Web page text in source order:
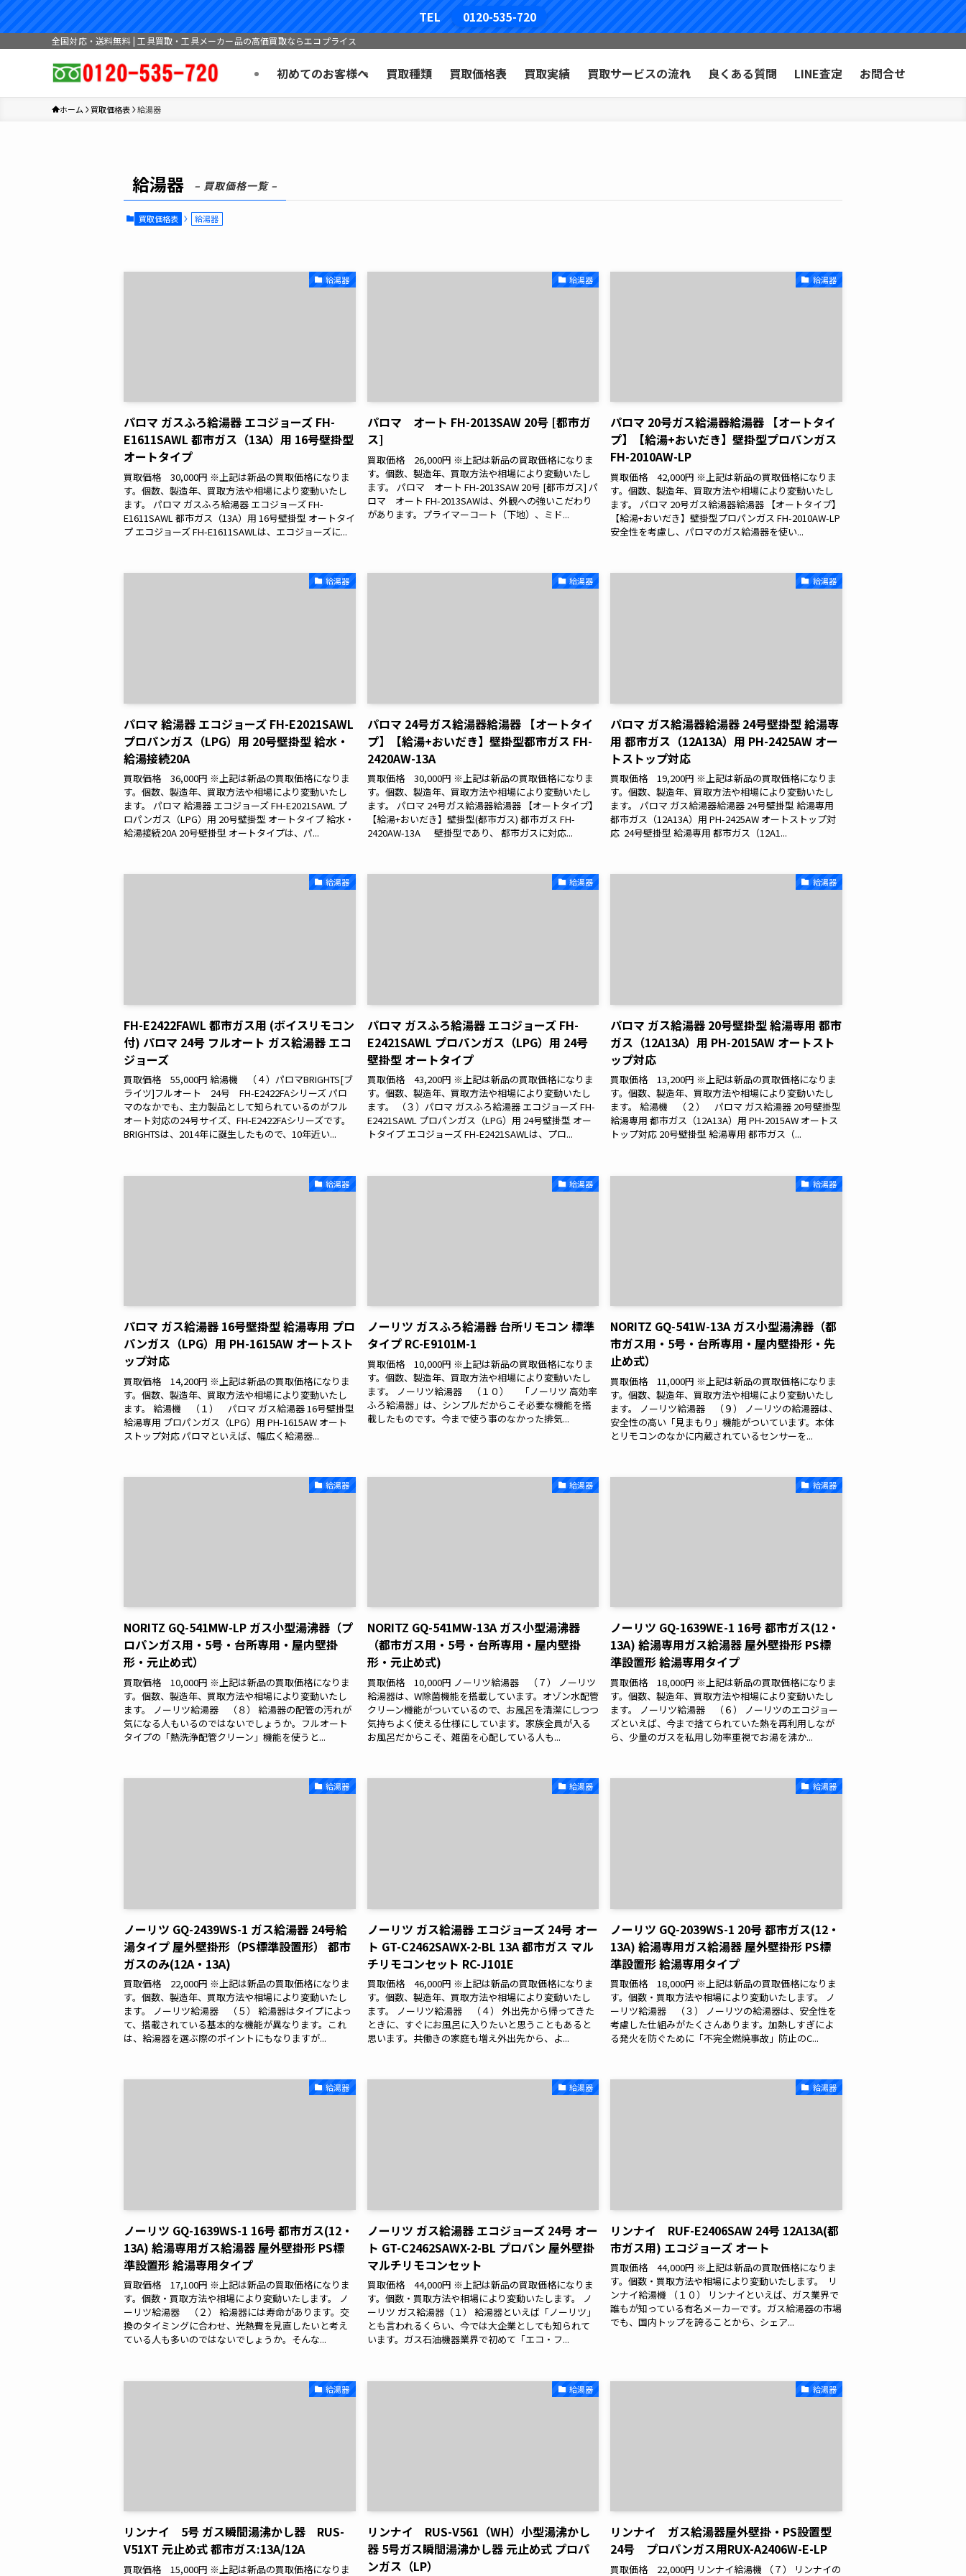
TEL 0120-535-720
全国対応・送料無料 | 工具買取・工具メーカー品の高価買取ならエコプライス
初めてのお客様へ 買取種類 買取価格表 買取実績 買取サービスの流れ 良くある質問 LINE査定 お問合せ
ホーム 買取価格表 給湯器
給湯器 – 買取価格一覧 –
買取価格表 給湯器
給湯器
パロマ ガスふろ給湯器 エコジョーズ FH-
E1611SAWL 都市ガス（13A）用 16号壁掛型
オートタイプ
買取価格 30,000円 ※上記は新品の買取価格になりま
す。個数、製造年、買取方法や相場により変動いたし
ます。 パロマ ガスふろ給湯器 エコジョーズ FH-
E1611SAWL 都市ガス（13A）用 16号壁掛型 オートタイ
プ エコジョーズ FH-E1611SAWLは、エコジョーズに...
給湯器
パロマ オート FH-2013SAW 20号 [都市ガ
ス]
買取価格 26,000円 ※上記は新品の買取価格になりま
す。個数、製造年、買取方法や相場により変動いたし
ます。 パロマ オート FH-2013SAW 20号 [都市ガス] パ
ロマ オート FH-2013SAWは、外観への強いこだわり
があります。プライマーコート（下地）、ミド...
給湯器
パロマ 20号ガス給湯器給湯器 【オートタイ
プ】【給湯+おいだき】壁掛型プロパンガス
FH-2010AW-LP
買取価格 42,000円 ※上記は新品の買取価格になりま
す。個数、製造年、買取方法や相場により変動いたし
ます。 パロマ 20号ガス給湯器給湯器 【オートタイプ】
【給湯+おいだき】壁掛型プロパンガス FH-2010AW-LP
安全性を考慮し、パロマのガス給湯器を使い...
給湯器
パロマ 給湯器 エコジョーズ FH-E2021SAWL
プロパンガス（LPG）用 20号壁掛型 給水・
給湯接続20A
買取価格 36,000円 ※上記は新品の買取価格になりま
す。個数、製造年、買取方法や相場により変動いたし
ます。 パロマ 給湯器 エコジョーズ FH-E2021SAWL プ
ロパンガス（LPG）用 20号壁掛型 オートタイプ 給水・
給湯接続20A 20号壁掛型 オートタイプは、パ...
給湯器
パロマ 24号ガス給湯器給湯器 【オートタイ
プ】【給湯+おいだき】壁掛型都市ガス FH-
2420AW-13A
買取価格 30,000円 ※上記は新品の買取価格になりま
す。個数、製造年、買取方法や相場により変動いたし
ます。 パロマ 24号ガス給湯器給湯器 【オートタイプ】
【給湯+おいだき】壁掛型(都市ガス) 都市ガス FH-
2420AW-13A 壁掛型であり、 都市ガスに対応...
給湯器
パロマ ガス給湯器給湯器 24号壁掛型 給湯専
用 都市ガス（12A13A）用 PH-2425AW オー
トストップ対応
買取価格 19,200円 ※上記は新品の買取価格になりま
す。個数、製造年、買取方法や相場により変動いたし
ます。 パロマ ガス給湯器給湯器 24号壁掛型 給湯専用
都市ガス（12A13A）用 PH-2425AW オートストップ対
応 24号壁掛型 給湯専用 都市ガス（12A1...
給湯器
FH-E2422FAWL 都市ガス用 (ボイスリモコン
付) パロマ 24号 フルオート ガス給湯器 エコ
ジョーズ
買取価格 55,000円 給湯機 （４）パロマBRIGHTS[ブ
ライツ]フルオート 24号 FH-E2422FAシリーズ パロ
マのなかでも、主力製品として知られているのがフル
オート対応の24号サイズ、FH-E2422FAシリーズです。
BRIGHTSは、2014年に誕生したもので、10年近い...
給湯器
パロマ ガスふろ給湯器 エコジョーズ FH-
E2421SAWL プロパンガス（LPG）用 24号
壁掛型 オートタイプ
買取価格 43,200円 ※上記は新品の買取価格になりま
す。個数、製造年、買取方法や相場により変動いたし
ます。 （３）パロマ ガスふろ給湯器 エコジョーズ FH-
E2421SAWL プロパンガス（LPG）用 24号壁掛型 オー
トタイプ エコジョーズ FH-E2421SAWLは、プロ...
給湯器
パロマ ガス給湯器 20号壁掛型 給湯専用 都市
ガス（12A13A）用 PH-2015AW オートスト
ップ対応
買取価格 13,200円 ※上記は新品の買取価格になりま
す。個数、製造年、買取方法や相場により変動いたし
ます。 給湯機 （２） パロマ ガス給湯器 20号壁掛型
給湯専用 都市ガス（12A13A）用 PH-2015AW オートス
トップ対応 20号壁掛型 給湯専用 都市ガス（...
給湯器
パロマ ガス給湯器 16号壁掛型 給湯専用 プロ
パンガス（LPG）用 PH-1615AW オートスト
ップ対応
買取価格 14,200円 ※上記は新品の買取価格になりま
す。個数、製造年、買取方法や相場により変動いたし
ます。 給湯機 （１） パロマ ガス給湯器 16号壁掛型
給湯専用 プロパンガス（LPG）用 PH-1615AW オート
ストップ対応 パロマといえば、幅広く給湯器...
給湯器
ノーリツ ガスふろ給湯器 台所リモコン 標準
タイプ RC-E9101M-1
買取価格 10,000円 ※上記は新品の買取価格になりま
す。個数、製造年、買取方法や相場により変動いたし
ます。 ノーリツ給湯器 （１０） 「ノーリツ 高効率
ふろ給湯器」は、シンプルだからこそ必要な機能を搭
載したものです。今まで使う事のなかった排気...
給湯器
NORITZ GQ-541W-13A ガス小型湯沸器（都
市ガス用・5号・台所専用・屋内壁掛形・先
止め式）
買取価格 11,000円 ※上記は新品の買取価格になりま
す。個数、製造年、買取方法や相場により変動いたし
ます。 ノーリツ給湯器 （９） ノーリツの給湯器は、
安全性の高い「見まもり」機能がついています。本体
とリモコンのなかに内蔵されているセンサーを...
給湯器
NORITZ GQ-541MW-LP ガス小型湯沸器（プ
ロパンガス用・5号・台所専用・屋内壁掛
形・元止め式）
買取価格 10,000円 ※上記は新品の買取価格になりま
す。個数、製造年、買取方法や相場により変動いたし
ます。 ノーリツ給湯器 （８） 給湯器の配管の汚れが
気になる人もいるのではないでしょうか。フルオート
タイプの「熱洗浄配管クリーン」機能を使うと...
給湯器
NORITZ GQ-541MW-13A ガス小型湯沸器
（都市ガス用・5号・台所専用・屋内壁掛
形・元止め式)
買取価格 10,000円 ノーリツ給湯器 （７） ノーリツ
給湯器は、W除菌機能を搭載しています。オゾン水配管
クリーン機能がついているので、お風呂を清潔にしつつ
気持ちよく使える仕様にしています。家族全員が入る
お風呂だからこそ、雑菌を心配している人も...
給湯器
ノーリツ GQ-1639WE-1 16号 都市ガス(12・
13A) 給湯専用ガス給湯器 屋外壁掛形 PS標
準設置形 給湯専用タイプ
買取価格 18,000円 ※上記は新品の買取価格になりま
す。個数、製造年、買取方法や相場により変動いたし
ます。 ノーリツ給湯器 （６） ノーリツのエコジョー
ズといえば、今まで捨てられていた熱を再利用しなが
ら、少量のガスを私用し効率重視でお湯を沸か...
給湯器
ノーリツ GQ-2439WS-1 ガス給湯器 24号給
湯タイプ 屋外壁掛形（PS標準設置形） 都市
ガスのみ(12A・13A)
買取価格 22,000円 ※上記は新品の買取価格になりま
す。個数、製造年、買取方法や相場により変動いたし
ます。 ノーリツ給湯器 （５） 給湯器はタイプによっ
て、搭載されている基本的な機能が異なります。これ
は、給湯器を選ぶ際のポイントにもなりますが...
給湯器
ノーリツ ガス給湯器 エコジョーズ 24号 オー
ト GT-C2462SAWX-2-BL 13A 都市ガス マル
チリモコンセット RC-J101E
買取価格 46,000円 ※上記は新品の買取価格になりま
す。個数、製造年、買取方法や相場により変動いたし
ます。 ノーリツ給湯器 （４） 外出先から帰ってきた
ときに、すぐにお風呂に入りたいと思うこともあると
思います。共働きの家庭も増え外出先から、よ...
給湯器
ノーリツ GQ-2039WS-1 20号 都市ガス(12・
13A) 給湯専用ガス給湯器 屋外壁掛形 PS標
準設置形 給湯専用タイプ
買取価格 18,000円 ※上記は新品の買取価格になりま
す。個数・買取方法や相場により変動いたします。 ノ
ーリツ給湯器 （３） ノーリツの給湯器は、安全性を
考慮した仕組みがたくさんあります。加熱しすぎによ
る発火を防ぐために「不完全燃焼事故」防止のC...
給湯器
ノーリツ GQ-1639WS-1 16号 都市ガス(12・
13A) 給湯専用ガス給湯器 屋外壁掛形 PS標
準設置形 給湯専用タイプ
買取価格 17,100円 ※上記は新品の買取価格になりま
す。個数・買取方法や相場により変動いたします。 ノ
ーリツ給湯器 （２） 給湯器には寿命があります。交
換のタイミングに合わせ、光熱費を見直したいと考え
ている人も多いのではないでしょうか。そんな...
給湯器
ノーリツ ガス給湯器 エコジョーズ 24号 オー
ト GT-C2462SAWX-2-BL プロパン 屋外壁掛
マルチリモコンセット
買取価格 44,000円 ※上記は新品の買取価格になりま
す。個数・買取方法や相場により変動いたします。 ノ
ーリツ ガス給湯器（１） 給湯器といえば「ノーリツ」
とも言われるくらい、今では大企業としても知られて
います。ガス石油機器業界で初めて「エコ・フ...
給湯器
リンナイ RUF-E2406SAW 24号 12A13A(都
市ガス用) エコジョーズ オート
買取価格 44,000円 ※上記は新品の買取価格になりま
す。個数・買取方法や相場により変動いたします。 リ
ンナイ給湯機 （１０） リンナイといえば、ガス業界で
誰もが知っている有名メーカーです。ガス給湯器の市場
でも、国内トップを誇ることから、シェア...
給湯器
リンナイ 5号 ガス瞬間湯沸かし器 RUS-
V51XT 元止め式 都市ガス:13A/12A
買取価格 15,000円 ※上記は新品の買取価格になりま
給湯器
リンナイ RUS-V561（WH）小型湯沸かし
器 5号ガス瞬間湯沸かし器 元止め式 プロパ
ンガス（LP）
給湯器
リンナイ ガス給湯器屋外壁掛・PS設置型
24号 プロパンガス用RUX-A2406W-E-LP
買取価格 22,000円 リンナイ給湯機 （７） リンナイの